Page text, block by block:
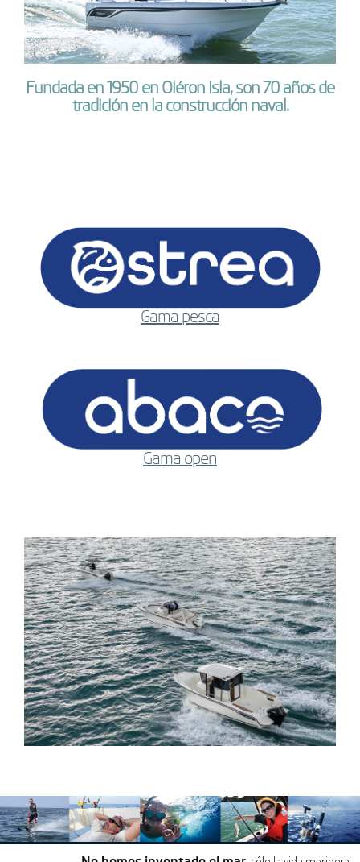
Fundada en 1950 en Oléron Isla, son 70 años de
tradición en la construcción naval.
Gama pesca
Gama open